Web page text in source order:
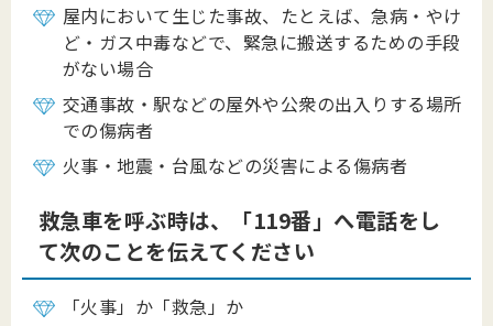
屋内において生じた事故、たとえば、急病・やけ
ど・ガス中毒などで、緊急に搬送するための手段
がない場合
交通事故・駅などの屋外や公衆の出入りする場所
での傷病者
火事・地震・台風などの災害による傷病者
救急車を呼ぶ時は、「119番」へ電話をし
て次のことを伝えてください
「火事」か「救急」か